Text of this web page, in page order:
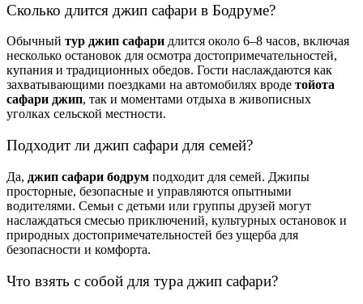
Сколько длится джип сафари в Бодруме?
Обычный тур джип сафари длится около 6–8 часов, включая
несколько остановок для осмотра достопримечательностей,
купания и традиционных обедов. Гости наслаждаются как
захватывающими поездками на автомобилях вроде тойота
сафари джип, так и моментами отдыха в живописных
уголках сельской местности.
Подходит ли джип сафари для семей?
Да, джип сафари бодрум подходит для семей. Джипы
просторные, безопасные и управляются опытными
водителями. Семьи с детьми или группы друзей могут
наслаждаться смесью приключений, культурных остановок и
природных достопримечательностей без ущерба для
безопасности и комфорта.
Что взять с собой для тура джип сафари?